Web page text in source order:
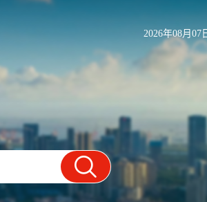
2026年08月07